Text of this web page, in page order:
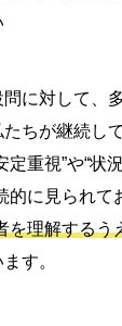
に対して、
たちが継続し
定重視”や“状
的に見られて
を理解する
す。